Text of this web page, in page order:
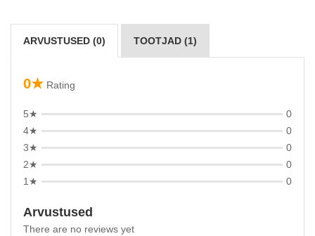
ARVUSTUSED (0) TOOTJAD (1)
0★ Rating
5★
0
4★
0
3★
0
2★
0
1★
0
Arvustused
There are no reviews yet